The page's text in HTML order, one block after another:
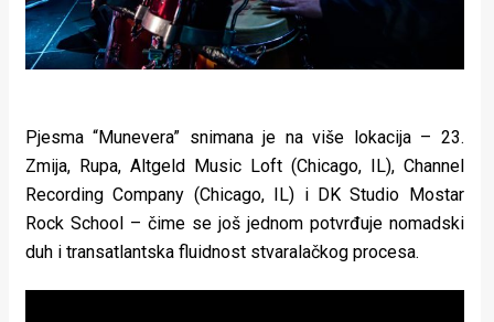
About
Urban
Pjesma “Munevera” snimana je na više lokacija – 23.
Zmija, Rupa, Altgeld Music Loft (Chicago, IL), Channel
Recording Company (Chicago, IL) i DK Studio Mostar
Rock School – čime se još jednom potvrđuje nomadski
duh i transatlantska fluidnost stvaralačkog procesa.